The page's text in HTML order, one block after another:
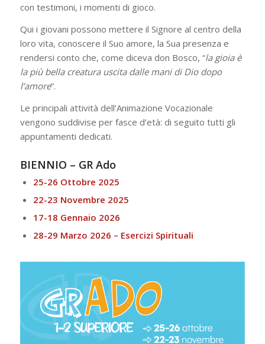
con testimoni, i momenti di gioco.
Qui i giovani possono mettere il Signore al centro della
loro vita, conoscere il Suo amore, la Sua presenza e
rendersi conto che, come diceva don Bosco, “la gioia è
la più bella creatura uscita dalle mani di Dio dopo
l’amore”.
Le principali attività dell’Animazione Vocazionale
vengono suddivise per fasce d’età: di seguito tutti gli
appuntamenti dedicati.
BIENNIO – GR Ado
25-26 Ottobre 2025
22-23 Novembre 2025
17-18 Gennaio 2026
28-29 Marzo 2026 – Esercizi Spirituali